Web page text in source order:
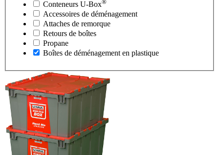
Conteneurs U-Box®
Accessoires de déménagement
Attaches de remorque
Retours de boîtes
Propane
Boîtes de déménagement en plastique